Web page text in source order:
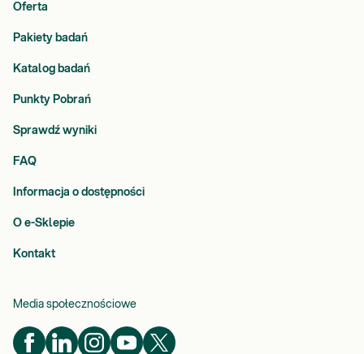
Oferta
Pakiety badań
Katalog badań
Punkty Pobrań
Sprawdź wyniki
FAQ
Informacja o dostępności
O e-Sklepie
Kontakt
Media społecznościowe